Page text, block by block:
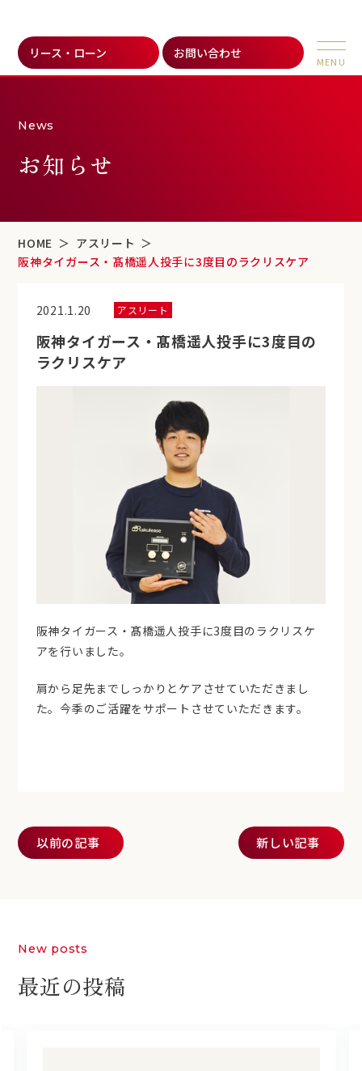
リース・ローン お問い合わせ
News
お知らせ
HOME
アスリート
阪神タイガース・髙橋遥人投手に3度目のラクリスケア
2021.1.20 アスリート
阪神タイガース・髙橋遥人投手に3度目の
ラクリスケア
阪神タイガース・髙橋遥人投手に3度目のラクリスケ
アを行いました。
肩から足先までしっかりとケアさせていただきまし
た。今季のご活躍をサポートさせていただきます。
以前の記事 新しい記事
New posts
最近の投稿